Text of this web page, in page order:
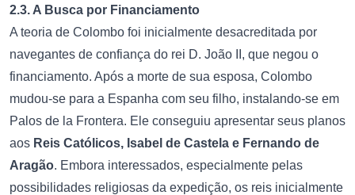
2.3. A Busca por Financiamento
A teoria de Colombo foi inicialmente desacreditada por
navegantes de confiança do rei D. João II, que negou o
financiamento. Após a morte de sua esposa, Colombo
mudou-se para a Espanha com seu filho, instalando-se em
Palos de la Frontera. Ele conseguiu apresentar seus planos
aos Reis Católicos, Isabel de Castela e Fernando de
Aragão. Embora interessados, especialmente pelas
possibilidades religiosas da expedição, os reis inicialmente